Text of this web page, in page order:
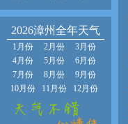
2026漳州全年天气
1月份 2月份
3月份
4月份
5月份
6月份
7月份
8月份
9月份
10月份
11月份 12月份